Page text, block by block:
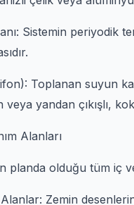
Sistemin periyodik
Toplanan suyun
yandan çıkışlı,
Alanları
planda olduğu tüm iç
Zemin